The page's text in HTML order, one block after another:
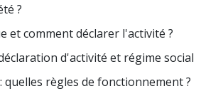
?
et comment déclarer l'activité ?
d'activité et régime social
règles de fonctionnement ?